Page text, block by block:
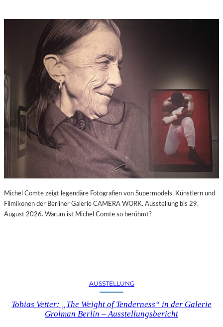
Michel Comte zeigt legendäre Fotografien von Supermodels, Künstlern und
Filmikonen der Berliner Galerie CAMERA WORK. Ausstellung bis 29.
August 2026. Warum ist Michel Comte so berühmt?
AUSSTELLUNG
Tobias Vetter: „The Weight of Tenderness“ in der Galerie
Grolman Berlin – Ausstellungsbericht